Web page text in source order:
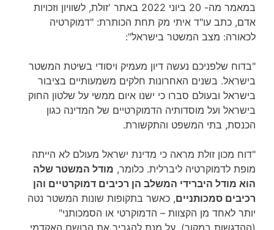
במאמר מה- 20 ביוני 2022 באתר 'זולת, לשוויון וזכויות
אדם, כתב עו"ד איתי מק תחת הכותרת: "דמוקרטיה
לכאורה: מצב המשטר בישראל":
"בדוח שלפניכם נעשה דיון מעמיק ויסודי בשיטת המשטר
בישראל. בשנים האחרונות חלקים משמעותיים בציבור
בישראל ובעולם סברו כי ישנו איום ממשי על שלטון החוק
בישראל ועל מוסדותיה הדמוקרטיים של המדינה כגון
הכנסת, בתי המשפט והתקשורת.
"דוח מכון זולת מראה כי מדינת ישראל מעולם לא הייתה
מופת לדמוקרטיה ליברלית. כלומר, מודל המשטר שלה
הוא מודל היברידי המשלב הן רכיבים דמוקרטיים והן
רכיבים סמכותניים, כאשר בתקופות שונות המשטר נטה
יותר לאחד מן הקצוות – הדמוקרטי או הסמכותני"